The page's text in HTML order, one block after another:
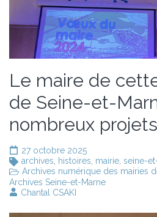
Le maire de
de Seine-et-
nombreux
27 octobre 2025
archives
histoires mairie seine-
Archives numérique des mairies
Archives Seine-et-Marne
Chantal CSAKI